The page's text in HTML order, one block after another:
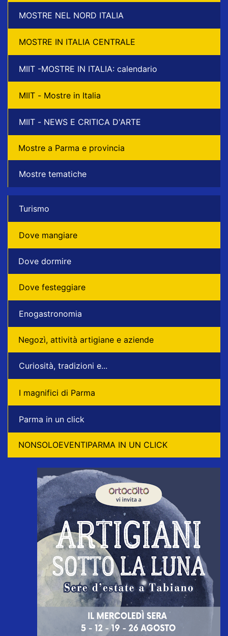
MOSTRE NEL NORD ITALIA
MOSTRE IN ITALIA CENTRALE
MIIT -MOSTRE IN ITALIA: calendario
MIIT - Mostre in Italia
MIIT - NEWS E CRITICA D'ARTE
Mostre a Parma e provincia
Mostre tematiche
Turismo
Dove mangiare
Dove dormire
Dove festeggiare
Enogastronomia
Negozì, attività artigiane e aziende
Curiosità, tradizioni e...
I magnifici di Parma
Parma in un click
NONSOLOEVENTIPARMA IN UN CLICK